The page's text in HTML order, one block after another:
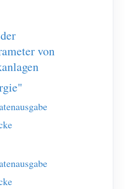
Fi-Energiezähler (WEM3050T)
Pro
von